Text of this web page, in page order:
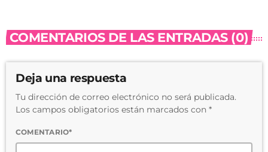
COMENTARIOS DE LAS ENTRADAS (0)
Deja una respuesta
Tu dirección de correo electrónico no será publicada.
Los campos obligatorios están marcados con *
COMENTARIO*